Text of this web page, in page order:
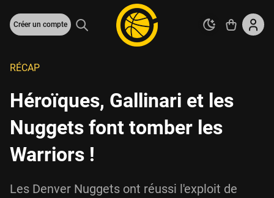
Créer un compte
RÉCAP
Héroïques, Gallinari et les
Nuggets font tomber les
Warriors !
Les Denver Nuggets ont réussi l'exploit de